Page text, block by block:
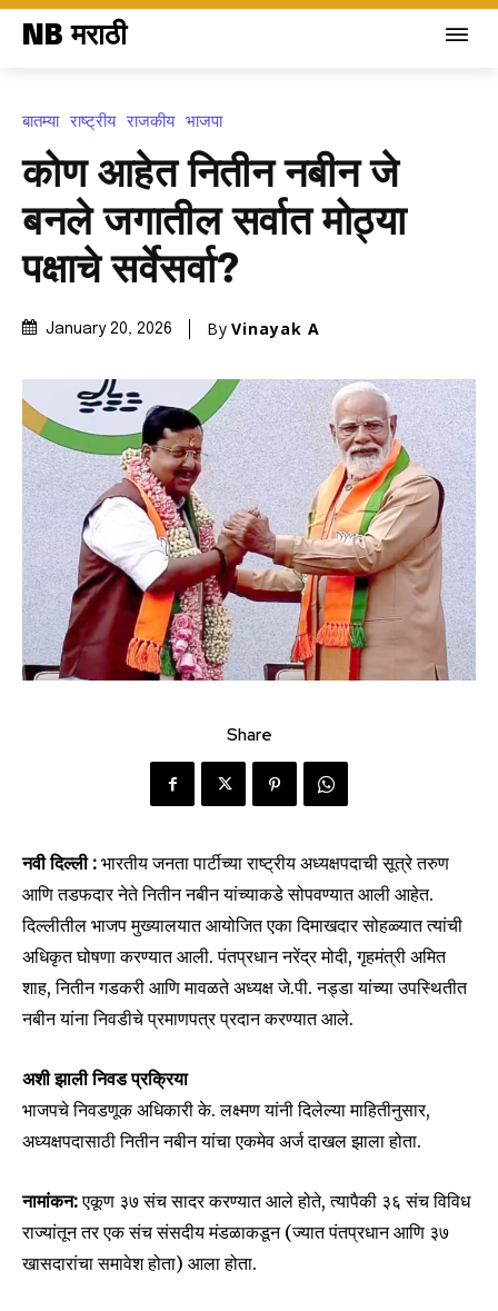
NB मराठी
बातम्या राष्ट्रीय राजकीय भाजपा
कोण आहेत नितीन नबीन जे
बनले जगातील सर्वात मोठ्या
पक्षाचे सर्वेसर्वा?
January 20, 2026 By Vinayak A
Share
नवी दिल्ली : भारतीय जनता पार्टीच्या राष्ट्रीय अध्यक्षपदाची सूत्रे तरुण
आणि तडफदार नेते नितीन नबीन यांच्याकडे सोपवण्यात आली आहेत.
दिल्लीतील भाजप मुख्यालयात आयोजित एका दिमाखदार सोहळ्यात त्यांची
अधिकृत घोषणा करण्यात आली. पंतप्रधान नरेंद्र मोदी, गृहमंत्री अमित
शाह, नितीन गडकरी आणि मावळते अध्यक्ष जे.पी. नड्डा यांच्या उपस्थितीत
नबीन यांना निवडीचे प्रमाणपत्र प्रदान करण्यात आले.
अशी झाली निवड प्रक्रिया
भाजपचे निवडणूक अधिकारी के. लक्ष्मण यांनी दिलेल्या माहितीनुसार,
अध्यक्षपदासाठी नितीन नबीन यांचा एकमेव अर्ज दाखल झाला होता.
नामांकन:एकूण ३७ संच सादर करण्यात आले होते, त्यापैकी ३६ संच विविध
राज्यांतून तर एक संच संसदीय मंडळाकडून (ज्यात पंतप्रधान आणि ३७
खासदारांचा समावेश होता) आला होता.